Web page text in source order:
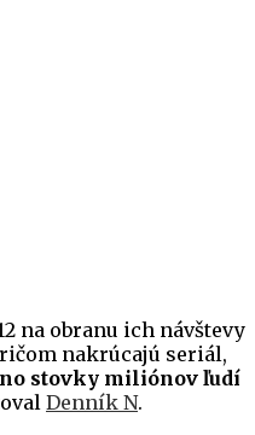
na obranu ich návštevy
nakrúcajú seriál,
stovky miliónov ľudí
Denník N.